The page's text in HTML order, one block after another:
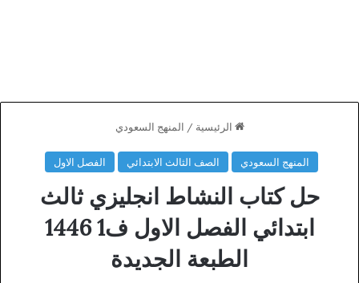
الرئيسية / المنهج السعودي
المنهج السعودي الصف الثالث الابتدائي الفصل الاول
حل كتاب النشاط انجليزي ثالث
ابتدائي الفصل الاول ف1 1446
الطبعة الجديدة